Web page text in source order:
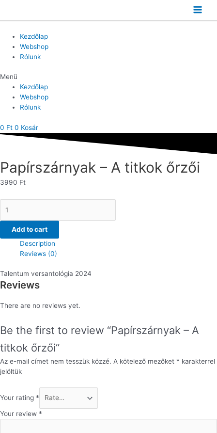
Main
Kezdőlap
Webshop
Rólunk
Menü
Kezdőlap
Webshop
Rólunk
0 Ft 0 Kosár
Papírszárnyak – A titkok őrzői
3990 Ft
A
titkok
quantity
Add to cart
Description
Reviews (0)
Talentum versantológia 2024
Reviews
There are no reviews yet.
Be the first to review “Papírszárnyak – A
titkok őrzői”
Az e-mail címet nem tesszük közzé. A kötelező mezőket * karakterrel
jelöltük
Your rating *
Your review *